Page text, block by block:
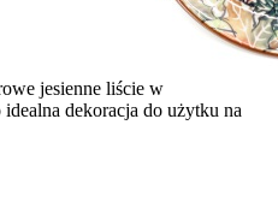
jesienne liście w
dekoracja do użytku na